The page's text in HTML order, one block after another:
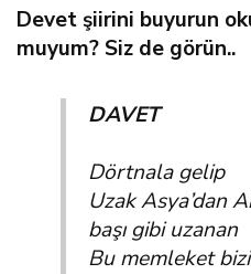
Devet şiirini buyurun
muyum? Siz de görün..
DAVET
Dörtnala gelip
Uzak Asya’dan
başı gibi uzanan
Bu memleket